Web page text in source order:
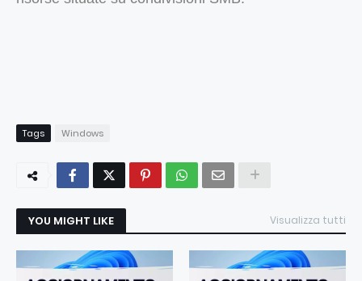
Tags Windows
YOU MIGHT LIKE Visualizza tutti